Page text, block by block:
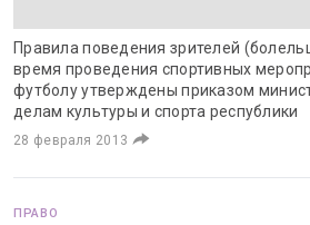
Правила поведения зрителей
время проведения спортивных
футболу утверждены приказом
делам культуры и спорта республики
28 февраля 2013
ПРАВО